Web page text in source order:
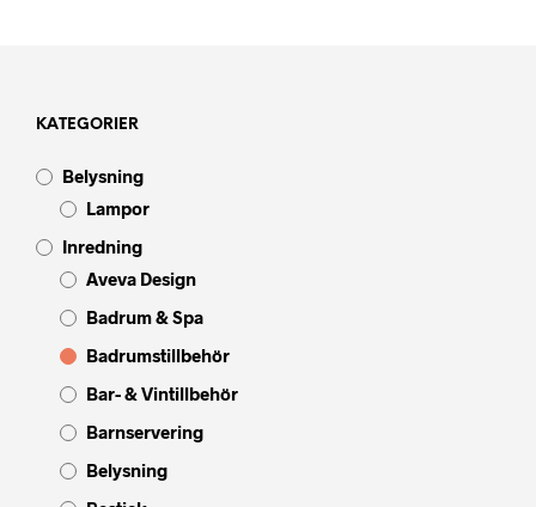
KATEGORIER
Belysning
Lampor
Inredning
Aveva Design
Badrum & Spa
Badrumstillbehör
Bar- & Vintillbehör
Barnservering
Belysning